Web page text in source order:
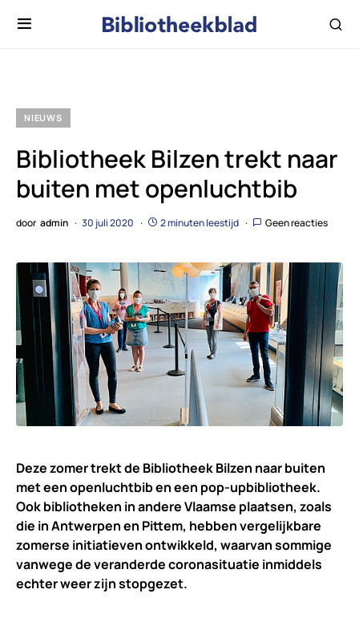
NIEUWS
Bibliotheek Bilzen trekt naar
buiten met openluchtbib
door admin 30 juli 2020 2 minuten leestijd Geen reacties
Deze zomer trekt de Bibliotheek Bilzen naar buiten
met een openluchtbib en een pop-upbibliotheek.
Ook bibliotheken in andere Vlaamse plaatsen, zoals
die in Antwerpen en Pittem, hebben vergelijkbare
zomerse initiatieven ontwikkeld, waarvan sommige
vanwege de veranderde coronasituatie inmiddels
echter weer zijn stopgezet.